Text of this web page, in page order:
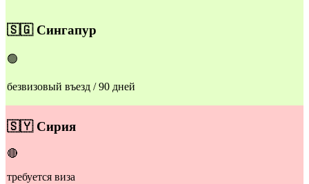
🇸🇬 Сингапур
🟢
безвизовый въезд / 90 дней
​🇸🇾 Сирия
🔴
требуется виза